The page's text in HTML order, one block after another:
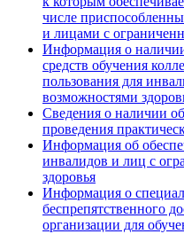
числе
и лицами с
Информация о
средств обучения
пользования для
возможностями
Сведения о наличии
проведения
Информация об
инвалидов и лиц с
здоровья
Информация о
беспрепятственного
организации для